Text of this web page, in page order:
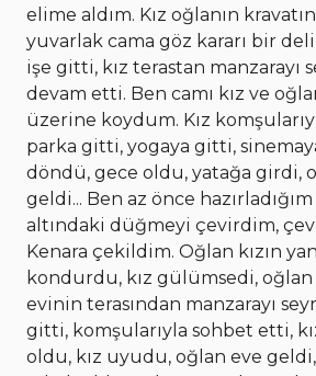
elime aldım. Kız oğlanın
yuvarlak cama göz kararı bir
işe gitti, kız terastan manzarayı
devam etti. Ben camı kız ve
üzerine koydum. Kız
parka gitti, yogaya gitti,
döndü, gece oldu, yatağa girdi,
geldi... Ben az önce
altındaki düğmeyi çevirdim,
Kenara çekildim. Oğlan kızın
kondurdu, kız gülümsedi, oğlan
evinin terasından manzarayı
gitti, komşularıyla sohbet etti,
oldu, kız uyudu, oğlan eve